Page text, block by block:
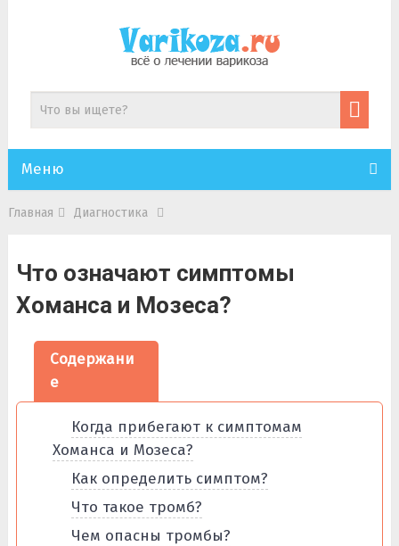
Меню
Главная Диагностика
Что означают симптомы
Хоманса и Мозеса?
Содержани
е
Когда прибегают к симптомам
Хоманса и Мозеса?
Как определить симптом?
Что такое тромб?
Чем опасны тромбы?